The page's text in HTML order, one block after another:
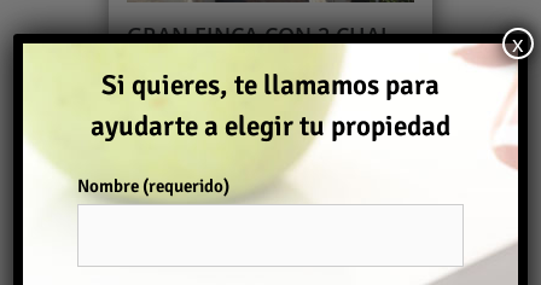
GRAN FINCA CON 2 CHALETS + NAVE Y ALMACÉN
420.000€
Chalet
Si quieres, te llamamos para
ayudarte a elegir tu propiedad
Nombre (requerido)
x